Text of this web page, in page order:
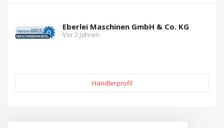
Eberlei Maschinen GmbH & Co. KG
Vor 2 Jahren
Händlerprofil